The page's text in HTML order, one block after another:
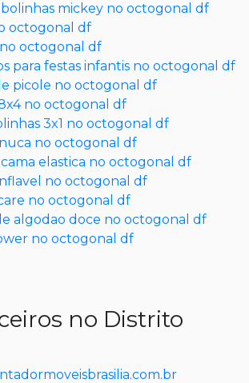
bolinhas mickey no octogonal df
octogonal df
octogonal df
para festas infantis no octogonal df
picole no octogonal df
no octogonal df
3x1 no octogonal df
no octogonal df
elastica no octogonal df
no octogonal df
no octogonal df
algodao doce no octogonal df
no octogonal df
no Distrito